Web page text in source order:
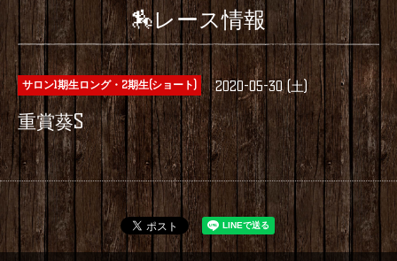
🏇レース情報
サロン1期生ロング・2期生(ショート) 2020-05-30 (土)
重賞葵S